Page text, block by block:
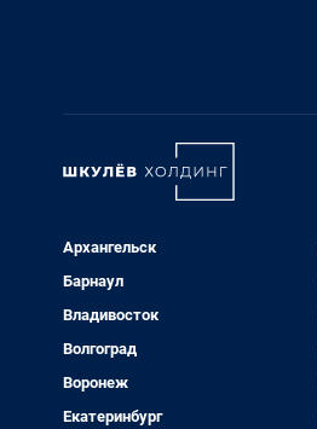
Архангельск
Барнаул
Владивосток
Волгоград
Воронеж
Екатеринбург